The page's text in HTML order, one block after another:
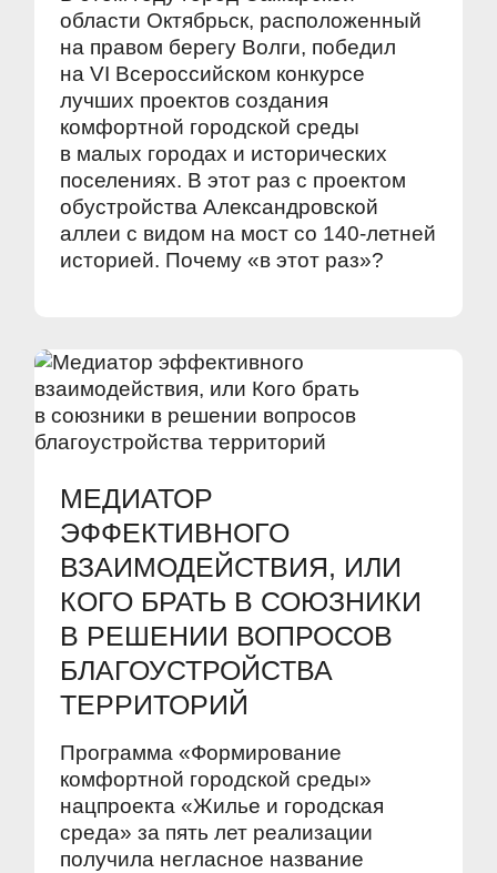
области Октябрьск, расположенный
на правом берегу Волги, победил
на VI Всероссийском конкурсе
лучших проектов создания
комфортной городской среды
в малых городах и исторических
поселениях. В этот раз с проектом
обустройства Александровской
аллеи с видом на мост со 140-летней
историей. Почему «в этот раз»?
МЕДИАТОР
ЭФФЕКТИВНОГО
ВЗАИМОДЕЙСТВИЯ, ИЛИ
КОГО БРАТЬ В СОЮЗНИКИ
В РЕШЕНИИ ВОПРОСОВ
БЛАГОУСТРОЙСТВА
ТЕРРИТОРИЙ
Программа «Формирование
комфортной городской среды»
нацпроекта «Жилье и городская
среда» за пять лет реализации
получила негласное название